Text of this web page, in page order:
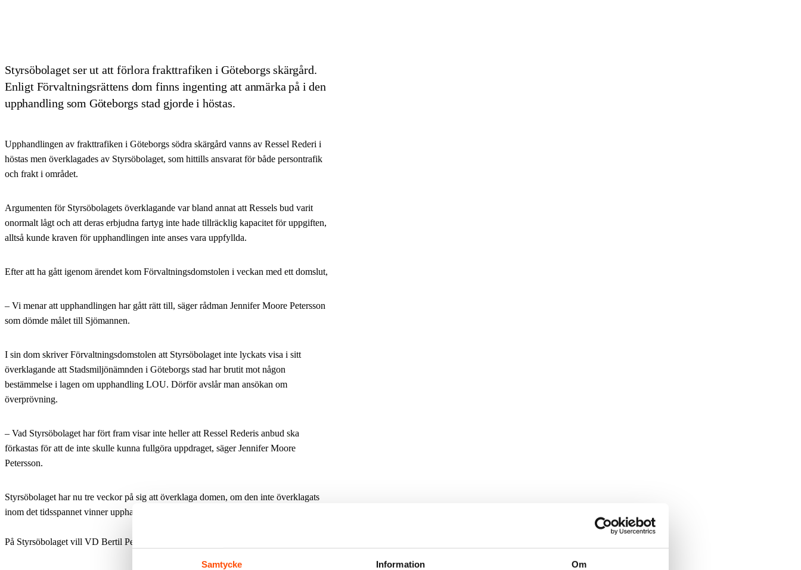
Samtycke Information Om
Styrsöbolaget ser ut att förlora frakttrafiken i Göteborgs skärgård.
Enligt Förvaltningsrättens dom finns ingenting att anmärka på i den
upphandling som Göteborgs stad gjorde i höstas.
Upphandlingen av frakttrafiken i Göteborgs södra skärgård vanns av Ressel Rederi i
höstas men överklagades av Styrsöbolaget, som hittills ansvarat för både persontrafik
och frakt i området.
Argumenten för Styrsöbolagets överklagande var bland annat att Ressels bud varit
onormalt lågt och att deras erbjudna fartyg inte hade tillräcklig kapacitet för uppgiften,
alltså kunde kraven för upphandlingen inte anses vara uppfyllda.
Efter att ha gått igenom ärendetkom Förvaltningsdomstolen i veckan med ett domslut,
– Vi menar att upphandlingen har gått rätt till, säger rådman Jennifer Moore Petersson
som dömde målet till Sjömannen.
I sin dom skriver Förvaltningsdomstolen att Styrsöbolaget inte lyckats visa i sitt
överklagande att Stadsmiljönämnden i Göteborgs stad har brutit mot någon
bestämmelse i lagen om upphandling LOU. Dörför avslår man ansökan om
överprövning.
– Vad Styrsöbolaget har fört fram visar inte heller att Ressel Rederis anbud ska
förkastas för att de inte skulle kunna fullgöra uppdraget, säger Jennifer Moore
Petersson.
Styrsöbolaget har nu tre veckor på sig att överklaga domen, om den inte överklagats
inom det tidsspannet vinner upphandlingen laga kraft.
På Styrsöbolaget vill VD Bertil Pevantus ännu inte säga vad som händer: